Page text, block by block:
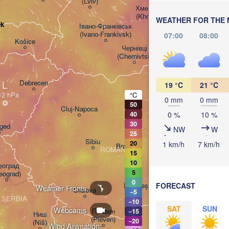
WEATHER FOR THE
07:00
08:00
19 °C
0 mm
0 %
NW
1 km/h
21 °C
0 mm
10 %
W
7 km/h
FORECAST
SAT SUN
Wind Animation:
Webcams
Weather Fronts
Debrecen
Ниш
(Niš)
Košice
SERBIA
Хмельницький
(Khmelnytskyi)
(Vinnytsia)
București
Chișinău
Чернівці
(Chernivtsi)
Craiova
Івано-Франківськ
(Ivano-Frankivsk)
Brașov
Плевен
(Pleven)
Sibiu
Варна
(Varna)
Cluj-Napoca
ROMANIA
MOLDOVA
L
°C
50
40
30
25
20
15
10
5
0
−5
−10
−15
−20